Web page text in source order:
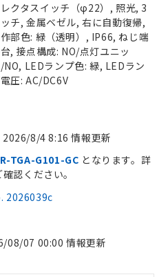
クタスイッチ（φ22）, 照光, 3
チ, 金属ベゼル, 右に自動復帰,
部色: 緑（透明）, IP66, ねじ端
, 接点構成: NO/点灯ユニッ
/NO, LEDランプ色: 緑, LEDラン
圧: AC/DC6V
2026/8/4 8:16 情報更新
2026039c
TGA-G101-GC となります。詳
認ください。
08/07 00:00 情報更新